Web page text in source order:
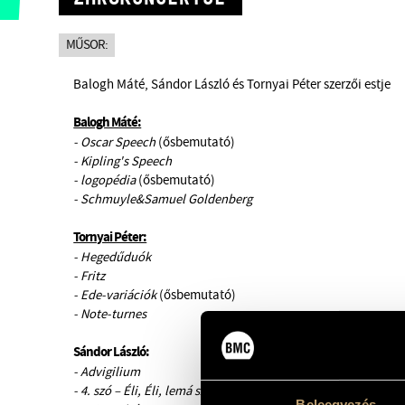
MŰSOR:
Balogh Máté, Sándor László és Tornyai Péter szerzői estje
Balogh Máté:
- Oscar Speech(ősbemutató)
- Kipling's Speech
- logopédia(ősbemutató)
- Schmuyle&Samuel Goldenberg
Tornyai Péter:
- Hegedűduók
- Fritz
- Ede-variációk(ősbemutató)
- Note-turnes
Sándor László:
- Advigilium
- 4. szó – Éli, Éli, lemá szabaktáni?